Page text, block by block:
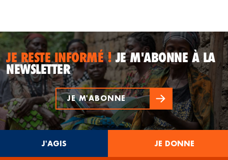
JE RESTE INFORMÉ !JE M'ABONNE À LA
NEWSLETTER
JE M'ABONNE
J'AGIS JE DONNE